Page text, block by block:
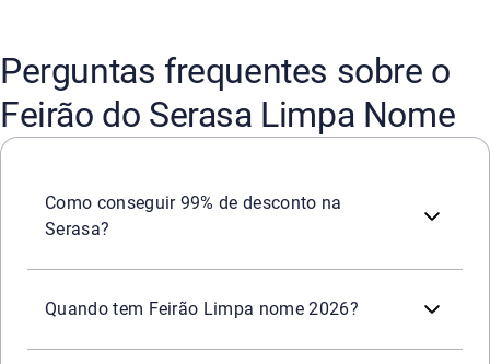
Perguntas frequentes sobre o
Feirão do Serasa Limpa Nome
Como conseguir 99% de desconto na
Serasa?
Quando tem Feirão Limpa nome 2026?